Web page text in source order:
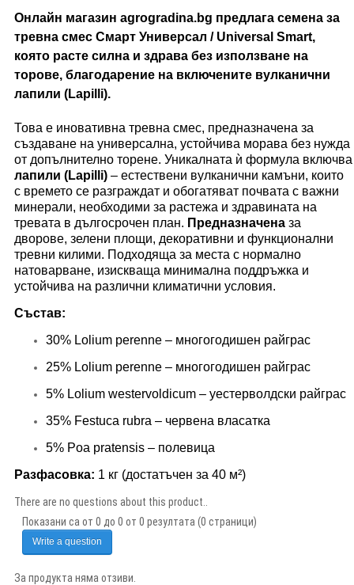
Онлайн магазин agrogradina.bg предлага семена за
тревна смес Смарт Универсал / Universal Smart,
която расте силна и здрава без използване на
торове, благодарение на включените вулканични
лапили (Lapilli).
Това е иновативна тревна смес, предназначена за
създаване на универсална, устойчива морава без нужда
от допълнително торене. Уникалната ѝ формула включва
лапили (Lapilli) – естествени вулканични камъни, които
с времето се разграждат и обогатяват почвата с важни
минерали, необходими за растежа и здравината на
тревата в дългосрочен план. Предназначена за
дворове, зелени площи, декоративни и функционални
тревни килими. Подходяща за места с нормално
натоварване, изискваща минимална поддръжка и
устойчива на различни климатични условия.
Състав:
30% Lolium perenne – многогодишен райграс
25% Lolium perenne – многогодишен райграс
5% Lolium westervoldicum – уестерволдски райграс
35% Festuca rubra – червена власатка
5% Poa pratensis – полевица
Разфасовка: 1 кг (достатъчен за 40 м²)
There are no questions about this product..
Показани са от 0 до 0 от 0 резултата (0 страници)
Write a question
За продукта няма отзиви.